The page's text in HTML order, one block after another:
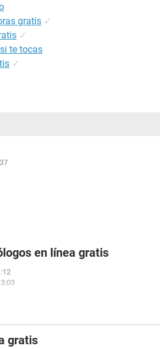
gratis ✓
✓
te tocas
✓
en línea gratis
gratis